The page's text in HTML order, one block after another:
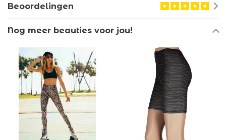
Beoordelingen
Nog meer beauties voor jou!